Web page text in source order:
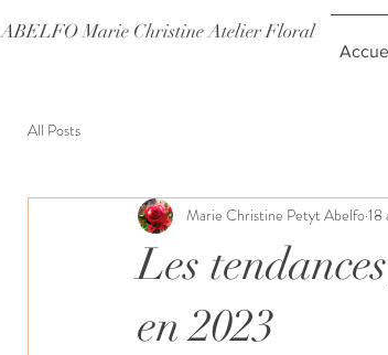
ABELFO Marie Christine Atelier Floral
All Posts
Les
en 2023
Marie Christine Petyt Abelfo18